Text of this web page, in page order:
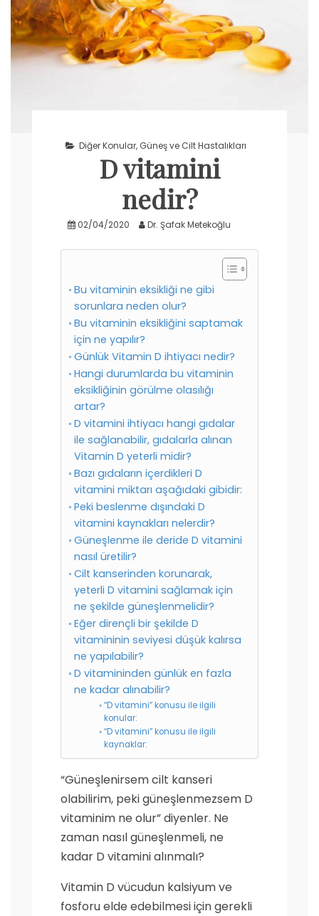
Diğer Konular, Güneş ve Cilt Hastalıkları
D vitamini
nedir?
02/04/2020 Dr. Şafak Metekoğlu
Bu vitaminin eksikliği ne gibi
sorunlara neden olur?
Bu vitaminin eksikliğini saptamak
için ne yapılır?
Günlük Vitamin D ihtiyacı nedir?
Hangi durumlarda bu vitaminin
eksikliğinin görülme olasılığı
artar?
D vitamini ihtiyacı hangi gıdalar
ile sağlanabilir, gıdalarla alınan
Vitamin D yeterli midir?
Bazı gıdaların içerdikleri D
vitamini miktarı aşağıdaki gibidir:
Peki beslenme dışındaki D
vitamini kaynakları nelerdir?
Güneşlenme ile deride D vitamini
nasıl üretilir?
Cilt kanserinden korunarak,
yeterli D vitamini sağlamak için
ne şekilde güneşlenmelidir?
Eğer dirençli bir şekilde D
vitamininin seviyesi düşük kalırsa
ne yapılabilir?
D vitamininden günlük en fazla
ne kadar alınabilir?
“D vitamini” konusu ile ilgili
konular:
“D vitamini” konusu ile ilgili
kaynaklar:
“Güneşlenirsem cilt kanseri
olabilirim, peki güneşlenmezsem D
vitaminim ne olur” diyenler. Ne
zaman nasıl güneşlenmeli, ne
kadar D vitamini alınmalı?
Vitamin D vücudun kalsiyum ve
fosforu elde edebilmesi için gerekli